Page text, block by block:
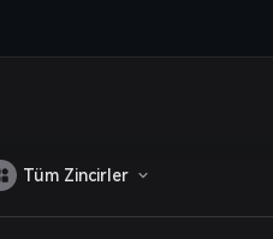
Tüm Zincirler